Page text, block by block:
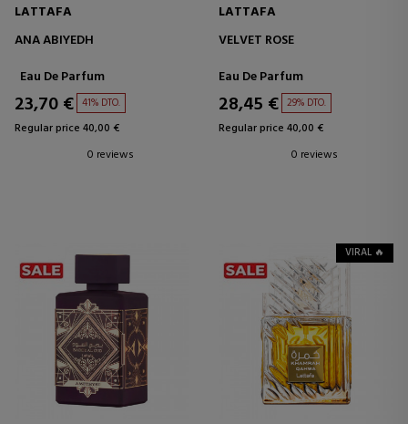
LATTAFA
ANA ABIYEDH
Eau De Parfum
23,70 € 41% DTO.
Regular price 40,00 €
0 reviews
LATTAFA
VELVET ROSE
Eau De Parfum
28,45 € 29% DTO.
Regular price 40,00 €
0 reviews
VIRAL 🔥